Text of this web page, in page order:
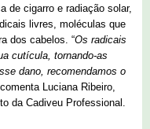
de cigarro e radiação solar,
livres, moléculas que
dos cabelos. “Os radicais
cutícula, tornando-as
dano, recomendamos o
comenta Luciana Ribeiro,
da Cadiveu Professional.